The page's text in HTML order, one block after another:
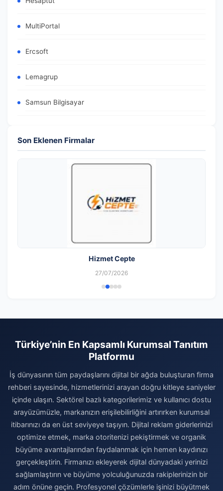
MultiPortal
Ercsoft
Lemagrup
Samsun Bilgisayar
Son Eklenen Firmalar
Hizmet Cepte
27/07/2026
Türkiye’nin En Kapsamlı Kurumsal Tanıtım
Platformu
İş dünyasının tüm paydaşlarını dijital bir ağda buluşturan firma
rehberi sayesinde, hizmetlerinizi arayan doğru kitleye saniyeler
içinde ulaşın. Sektörel bazlı kategorilerimiz ve kullanıcı dostu
arayüzümüzle, markanızın erişilebilirliğini artırırken kurumsal
itibarınızı da en üst seviyeye taşıyın. Dijital reklam giderlerinizi
optimize etmek, marka otoritenizi pekiştirmek ve organik
büyüme avantajlarından faydalanmak için hemen kaydınızı
gerçekleştirin. Firmanızı ekleyerek dijital dünyadaki yerinizi
sağlamlaştırın ve büyüme yolculuğunuzda rakiplerinizin bir
adım önüne geçin. Profesyonel çözümlerle işinizi büyütmek